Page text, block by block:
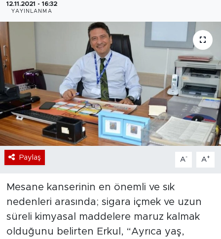
12.11.2021 - 16:32
YAYINLANMA
Paylaş A- A+
Mesane kanserinin en önemli ve sık
nedenleri arasında; sigara içmek ve uzun
süreli kimyasal maddelere maruz kalmak
olduğunu belirten Erkul, “Ayrıca yaş,
Bölge
Dünya
Sektör